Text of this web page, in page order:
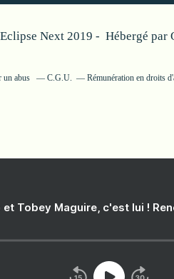
Eclipse Next 2019 - Hébergé par
un abus C.G.U. Rémunération en droits
Tobey Maguire, c'est lui !